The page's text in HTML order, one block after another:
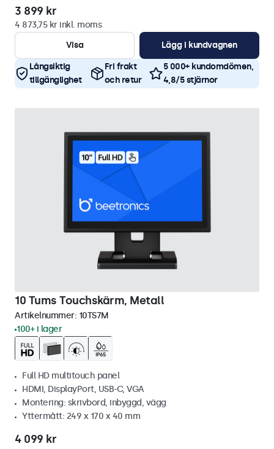
3 899 kr
4 873,75 kr inkl. moms
Visa
Lägg i kundvagnen
Långsiktig
tillgänglighet
Fri frakt
och retur
5 000+ kundomdömen,
4,8/5 stjärnor
10 Tums Touchskärm, Metall
Artikelnummer: 10TS7M
100+ i lager
Full HD multitouch panel
HDMI, DisplayPort, USB-C, VGA
Montering: skrivbord, inbyggd, vägg
Yttermått: 249 x 170 x 40 mm
4 099 kr